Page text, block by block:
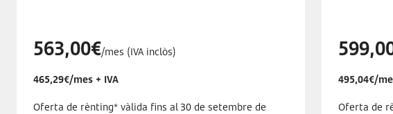
563,00€/mes (IVA inclòs)
465,29€/mes + IVA
Oferta de rènting* vàlida fins al 30 de setembre de
495,04€/
Oferta de